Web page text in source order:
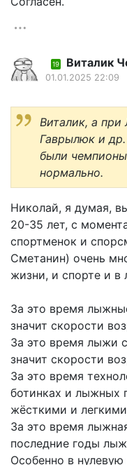
19 Виталик
01.01.2025 22:09
Виталик, а при
Гаврылюк и
были
нормально.
Николай, я думая,
20-35 лет, с
спортменок и
Сметанин) очень
жизни, и спорте и в
За это время
значит скорости
За это время лыжи
значит скорости
За это время
ботинках и лыжных
жёсткими и
За это время
последние годы
Особенно в